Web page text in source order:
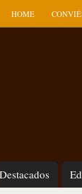
HOME
Destacados